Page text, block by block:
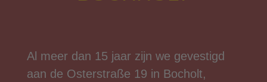
Al meer dan 15 jaar zijn we gevestigd
aan de Osterstraße 19 in Bocholt,